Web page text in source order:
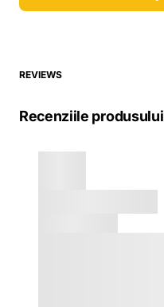
REVIEWS
Recenziile produsului